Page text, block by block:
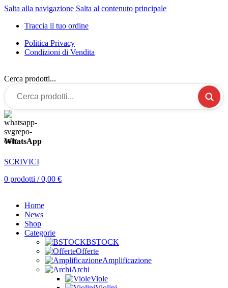
Salta alla navigazione Salta al contenuto principale
Traccia il tuo ordine
Politica Privacy
Condizioni di Vendita
Cerca prodotti...
WhatsApp
SCRIVICI
0 prodotti / 0,00 €
Home
News
Shop
Categorie
BSTOCK
Offerte
Amplificazione
Archi
Viole